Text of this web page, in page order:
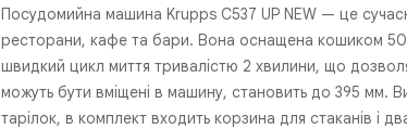
Посудомийна машина Krupps C537 UP NEW — це
ресторани, кафе та бари. Вона оснащена кошиком
швидкий цикл миття тривалістю 2 хвилини, що
можуть бути вміщені в машину, становить до 395 мм.
тарілок, в комплект входить корзина для стаканів і